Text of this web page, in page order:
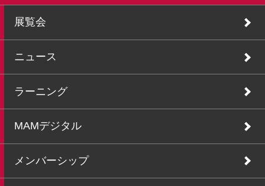
展覧会
ニュース
ラーニング
MAMデジタル
メンバーシップ